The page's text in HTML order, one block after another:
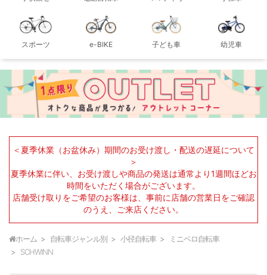
スポーツ e-BIKE 子ども車 幼児車
＜夏季休業（お盆休み）期間のお受け渡し・配送の遅延について
＞
夏季休業に伴い、お受け渡しや商品の発送は通常より1週間ほどお
時間をいただく場合がございます。
店舗受け取りをご希望のお客様は、事前に店舗の営業日をご確認
のうえ、ご来店ください。
ホーム 自転車ジャンル別 小径自転車
ミニベロ自転車
SCHWINN